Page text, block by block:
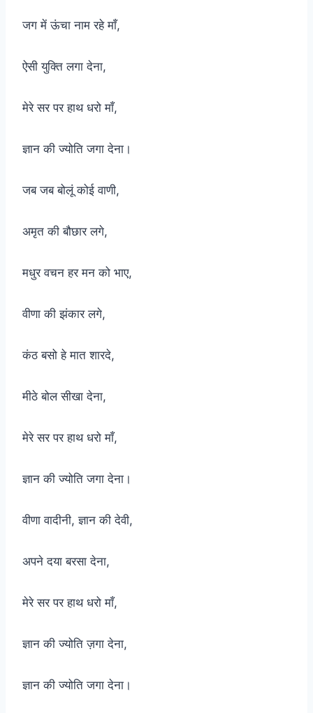
जग में ऊंचा नाम रहे माँ,
ऐसी युक्ति लगा देना,
मेरे सर पर हाथ धरो माँ,
ज्ञान की ज्योति जगा देना।
जब जब बोलूं कोई वाणी,
अमृत की बौछार लगे,
मधुर वचन हर मन को भाए,
वीणा की झंकार लगे,
कंठ बसो हे मात शारदे,
मीठे बोल सीखा देना,
मेरे सर पर हाथ धरो माँ,
ज्ञान की ज्योति जगा देना।
वीणा वादीनी, ज्ञान की देवी,
अपने दया बरसा देना,
मेरे सर पर हाथ धरो माँ,
ज्ञान की ज्योति ज़गा देना,
ज्ञान की ज्योति जगा देना।